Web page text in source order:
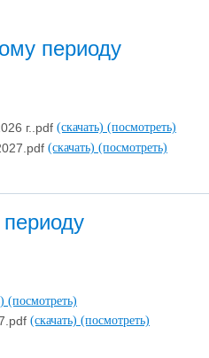
периоду
г..pdf (скачать) (посмотреть)
(скачать) (посмотреть)
(посмотреть)
(скачать) (посмотреть)